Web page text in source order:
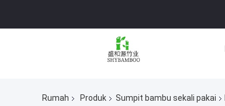
Rumah Produk Sumpit bambu sekali pakai